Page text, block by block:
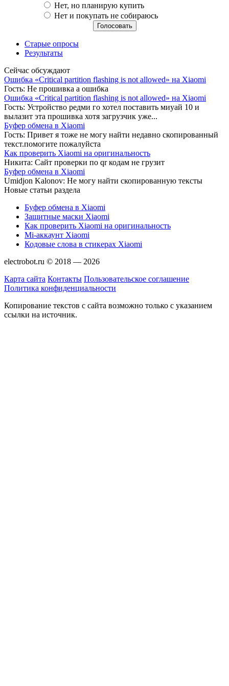
Нет, но планирую купить
Нет и покупать не собираюсь
Старые опросы
Результаты
Сейчас обсуждают
Ошибка «Сritical partition flashing is not allowed» на Xiaomi
Гость: Не прошивка а ошибка
Ошибка «Сritical partition flashing is not allowed» на Xiaomi
Гость: Устройство редми го хотел поставить миуай 10 и
вылазит эта прошивка хотя загрузчик уже...
Буфер обмена в Xiaomi
Гость: Привет я тоже не могу найти недавно скопированный
текст.помогите пожалуйста
Как проверить Xiaomi на оригинальность
Никита: Сайт проверки по qr кодам не грузит
Буфер обмена в Xiaomi
Umidjon Kalonov: Не могу найти скопированную тексты
Новые статьи раздела
Буфер обмена в Xiaomi
Защитные маски Xiaomi
Как проверить Xiaomi на оригинальность
Mi-аккаунт Xiaomi
Кодовые слова в стикерах Xiaomi
electrobot.ru © 2018 — 2026
Карта сайта Контакты Пользовательское соглашение
Политика конфиденциальности
Копирование текстов с сайта возможно только с указанием
ссылки на источник.